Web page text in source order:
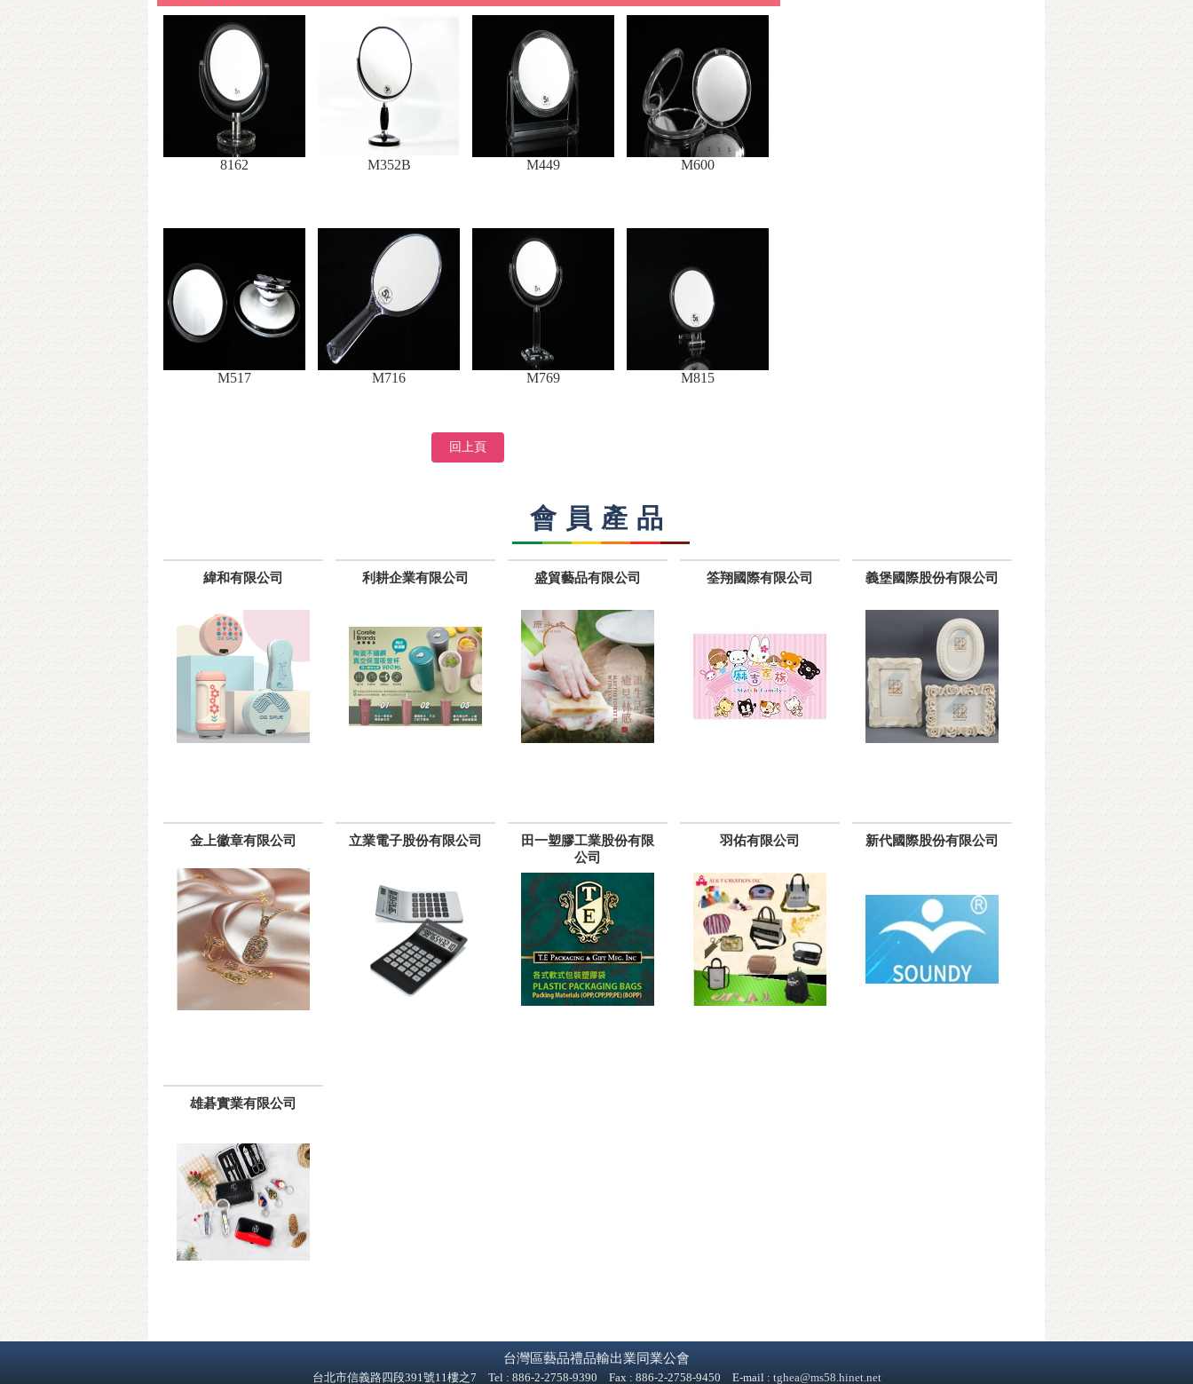
8162 M352B M449 M600
M517 M716 M769 M815
回上頁
會員產品
緯和有限公司 利耕企業有限公司 盛貿藝品有限公司 筌翔國際有限公司 義堡國際股份有限公司
金上徽章有限公司 立業電子股份有限公司
田一塑膠工業股份有限
公司
羽佑有限公司 新代國際股份有限公司
雄碁實業有限公司
台灣區藝品禮品輸出業同業公會
台北市信義路四段391號11樓之7 Tel : 886-2-2758-9390 Fax : 886-2-2758-9450 E-mail : tghea@ms58.hinet.net